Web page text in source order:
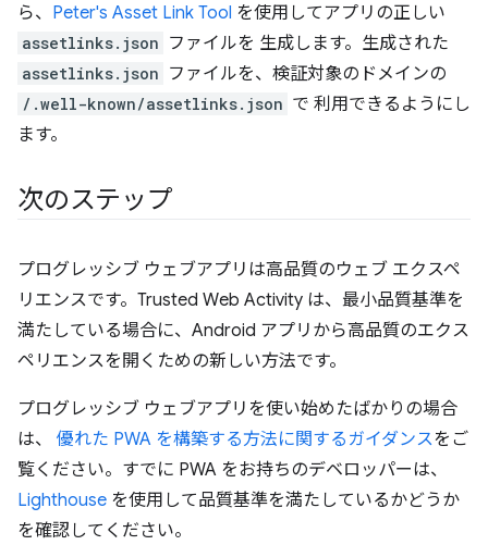
ら、 Peter's Asset Link Tool を使用してアプリの正しい
assetlinks.json ファイルを 生成します。生成された
assetlinks.json ファイルを、検証対象のドメインの
/.well-known/assetlinks.json で 利用できるようにし
ます。
次のステップ
プログレッシブ ウェブアプリは高品質のウェブ エクスペ
リエンスです。Trusted Web Activity は、最小品質基準を
満たしている場合に、Android アプリから高品質のエクス
ペリエンスを開くための新しい方法です。
プログレッシブ ウェブアプリを使い始めたばかりの場合
は、 優れた PWA を構築する方法に関するガイダンスをご
覧ください。すでに PWA をお持ちのデベロッパーは、
Lighthouse を使用して品質基準を満たしているかどうか
を確認してください。